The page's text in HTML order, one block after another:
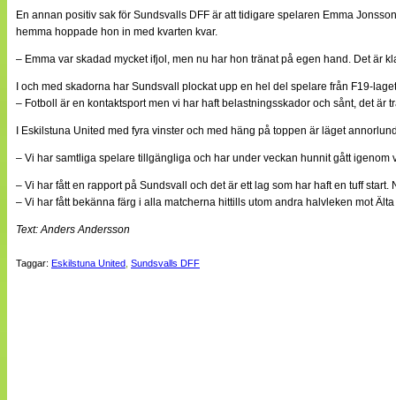
Kontakt
En annan positiv sak för Sundsvalls DFF är att tidigare spelaren Emma
hemma hoppade hon in med kvarten kvar.
– Emma var skadad mycket ifjol, men nu har hon tränat på egen hand. Det är
I och med skadorna har Sundsvall plockat upp en hel del spelare från F19-
– Fotboll är en kontaktsport men vi har haft belastningsskador och sånt, det
I Eskilstuna United med fyra vinster och med häng på toppen är läget
– Vi har samtliga spelare tillgängliga och har under veckan hunnit gått
– Vi har fått en rapport på Sundsvall och det är ett lag som har haft en tuff
– Vi har fått bekänna färg i alla matcherna hittills utom andra halvleken mot
Text: Anders Andersson
Taggar: Eskilstuna United Sundsvalls DFF